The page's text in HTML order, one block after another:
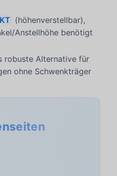
(höhenverstellbar),
Anstellhöhe benötigt
robuste Alternative für
ohne Schwenkträger